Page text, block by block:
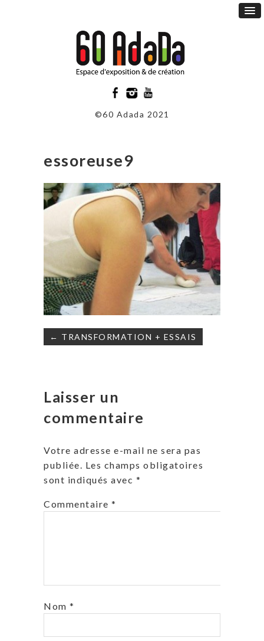
©60 Adada 2021
essoreuse9
Navigation
de
← TRANSFORMATION + ESSAIS
Laisser un
commentaire
Votre adresse e-mail ne sera pas
publiée. Les champs obligatoires
sont indiqués avec *
Commentaire *
Nom *